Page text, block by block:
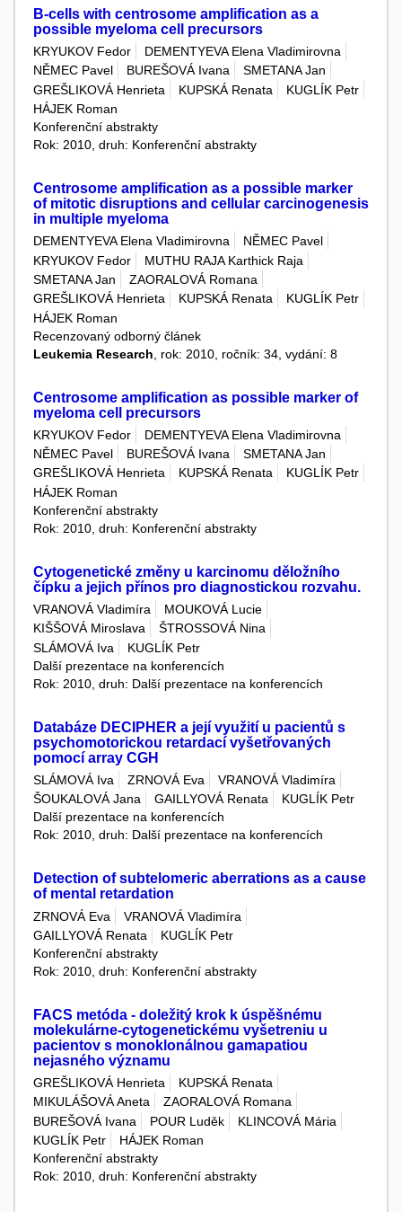
B-cells with centrosome amplification as a
possible myeloma cell precursors
KRYUKOV Fedor
DEMENTYEVA Elena Vladimirovna
NĚMEC Pavel
BUREŠOVÁ Ivana
SMETANA Jan
GREŠLIKOVÁ Henrieta
KUPSKÁ Renata
KUGLÍK Petr
HÁJEK Roman
Konferenční abstrakty
Rok: 2010, druh: Konferenční abstrakty
Centrosome amplification as a possible marker
of mitotic disruptions and cellular carcinogenesis
in multiple myeloma
DEMENTYEVA Elena Vladimirovna
NĚMEC Pavel
KRYUKOV Fedor
MUTHU RAJA Karthick Raja
SMETANA Jan
ZAORALOVÁ Romana
GREŠLIKOVÁ Henrieta
KUPSKÁ Renata
KUGLÍK Petr
HÁJEK Roman
Recenzovaný odborný článek
Leukemia Research , rok: 2010, ročník: 34, vydání: 8
Centrosome amplification as possible marker of
myeloma cell precursors
KRYUKOV Fedor
DEMENTYEVA Elena Vladimirovna
NĚMEC Pavel
BUREŠOVÁ Ivana
SMETANA Jan
GREŠLIKOVÁ Henrieta
KUPSKÁ Renata
KUGLÍK Petr
HÁJEK Roman
Konferenční abstrakty
Rok: 2010, druh: Konferenční abstrakty
Cytogenetické změny u karcinomu děložního
čípku a jejich přínos pro diagnostickou rozvahu.
VRANOVÁ Vladimíra
MOUKOVÁ Lucie
KIŠŠOVÁ Miroslava
ŠTROSSOVÁ Nina
SLÁMOVÁ Iva
KUGLÍK Petr
Další prezentace na konferencích
Rok: 2010, druh: Další prezentace na konferencích
Databáze DECIPHER a její využití u pacientů s
psychomotorickou retardací vyšetřovaných
pomocí array CGH
SLÁMOVÁ Iva ZRNOVÁ Eva
VRANOVÁ Vladimíra
ŠOUKALOVÁ Jana
GAILLYOVÁ Renata
KUGLÍK Petr
Další prezentace na konferencích
Rok: 2010, druh: Další prezentace na konferencích
Detection of subtelomeric aberrations as a cause
of mental retardation
ZRNOVÁ Eva
VRANOVÁ Vladimíra
GAILLYOVÁ Renata
KUGLÍK Petr
Konferenční abstrakty
Rok: 2010, druh: Konferenční abstrakty
FACS metóda - doležitý krok k úspěšnému
molekulárne-cytogenetickému vyšetreniu u
pacientov s monoklonálnou gamapatiou
nejasného významu
GREŠLIKOVÁ Henrieta
KUPSKÁ Renata
MIKULÁŠOVÁ Aneta
ZAORALOVÁ Romana
BUREŠOVÁ Ivana
POUR Luděk
KLINCOVÁ Mária
KUGLÍK Petr
HÁJEK Roman
Konferenční abstrakty
Rok: 2010, druh: Konferenční abstrakty